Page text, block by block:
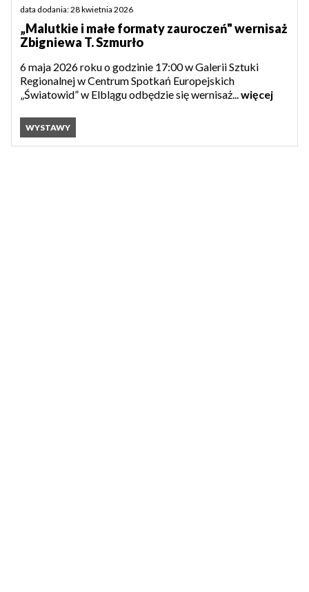
data dodania: 28 kwietnia 2026
„Malutkie i małe formaty zauroczeń" wernisaż
Zbigniewa T. Szmurło
6 maja 2026 roku o godzinie 17:00 w Galerii Sztuki
Regionalnej w Centrum Spotkań Europejskich
„Światowid” w Elblągu odbędzie się wernisaż...więcej
WYSTAWY